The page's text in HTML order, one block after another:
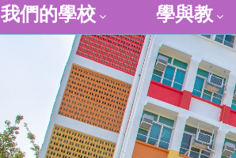
我們的學校 學與教